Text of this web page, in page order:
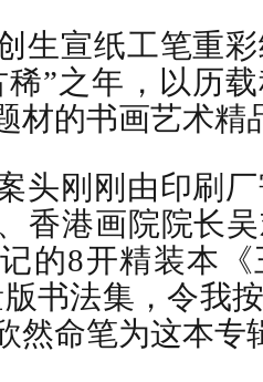
生宣纸工笔重
稀”之年，以历
材的书画艺术
头刚刚由印刷
香港画院院长
的8开精装本
版书法集，令我
然命笔为这本专